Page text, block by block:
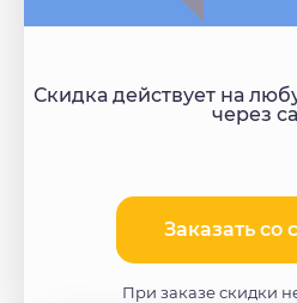
Скидка действует на
через
Заказать со
При заказе скидки